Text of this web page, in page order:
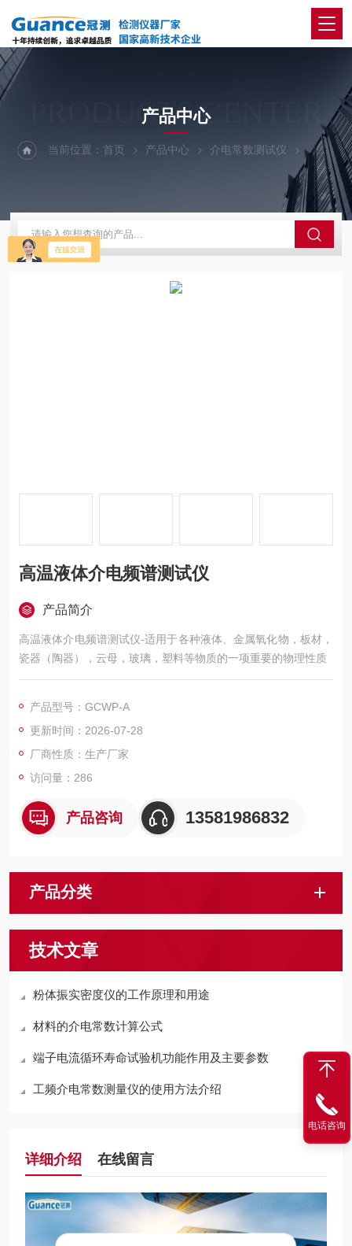
PRODUCTS CENTER
产品中心
当前位置：首页 产品中心 介电常数测试仪 高温介
高温液体介电频谱测试仪
产品简介
高温液体介电频谱测试仪-适用于各种液体、金属氧化物，板材，
瓷器（陶器），云母，玻璃，塑料等物质的一项重要的物理性质
产品型号：GCWP-A
更新时间：2026-07-28
厂商性质：生产厂家
访问量：286
产品咨询 13581986832
产品分类
技术文章
粉体振实密度仪的工作原理和用途
材料的介电常数计算公式
端子电流循环寿命试验机功能作用及主要参数
工频介电常数测量仪的使用方法介绍
详细介绍 在线留言
电话咨询